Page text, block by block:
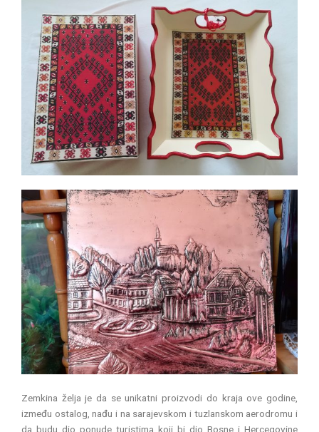
Zemkina želja je da se unikatni proizvodi do kraja ove godine,
između ostalog, nađu i na sarajevskom i tuzlanskom aerodromu i
da budu dio ponude turistima koji bi dio Bosne i Hercegovine